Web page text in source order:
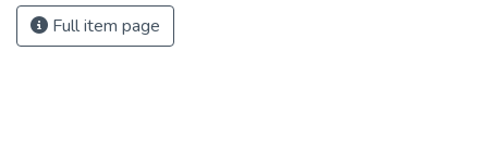
Full item page